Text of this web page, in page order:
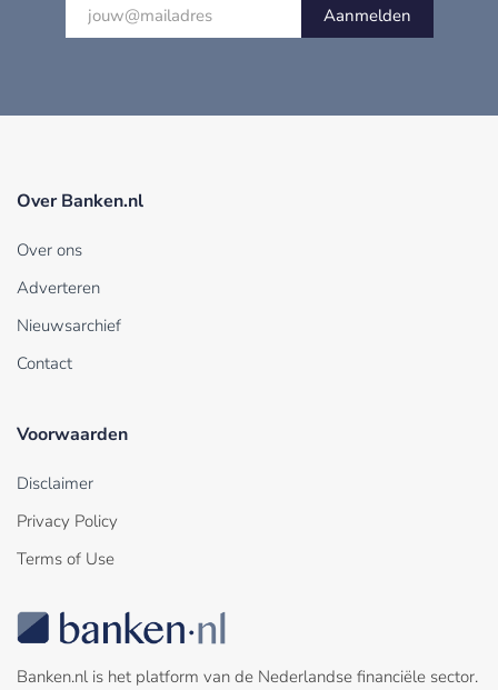
Aanmelden
Over Banken.nl
Over ons
Adverteren
Nieuwsarchief
Contact
Voorwaarden
Disclaimer
Privacy Policy
Terms of Use
Banken.nl is het platform van de Nederlandse financiële sector.